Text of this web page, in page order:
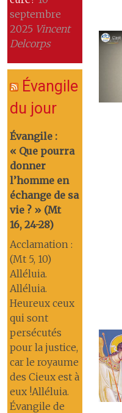
septembre
2025 Vincent
Delcorps
Évangile
du jour
Évangile :
« Que pourra
donner
l’homme en
échange de sa
vie ? » (Mt
16, 24-28)
Acclamation :
(Mt 5, 10)
Alléluia.
Alléluia.
Heureux ceux
qui sont
persécutés
pour la justice,
car le royaume
des Cieux est à
eux !Alléluia.
Évangile de